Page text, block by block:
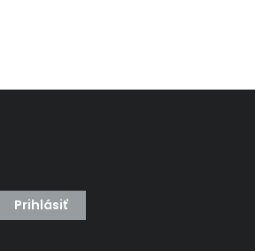
Prihlásiť